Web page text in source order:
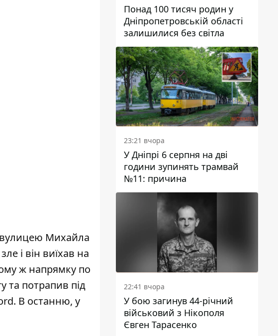
вулицею Михайла
і він виїхав на
ж напрямку по
та потрапив під
В останню, у
Понад 100 тисяч родин у
Дніпропетровській області
залишилися без світла
23:21 вчора
У Дніпрі 6 серпня на дві
години зупинять трамвай
№11: причина
22:41 вчора
У бою загинув 44-річний
військовий з Нікополя
Євген Тарасенко